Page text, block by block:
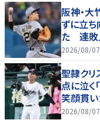
阪神・
ずに立
た 連敗
2026/08/
聖隷クリ
点に泣く
笑顔貫
2026/08/